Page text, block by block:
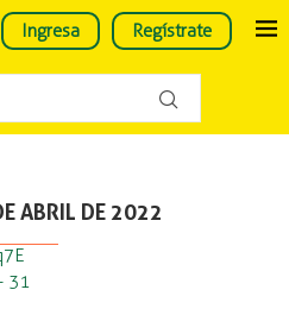
Ingresa Regístrate
ABRIL DE 2022
31